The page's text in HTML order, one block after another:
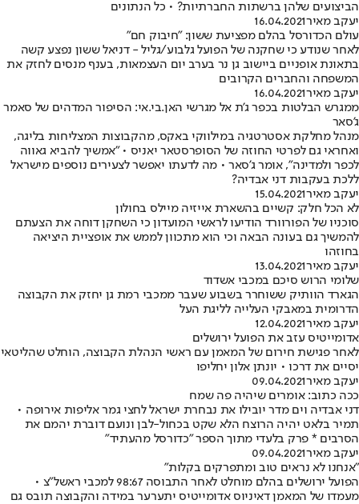
הביצועים שלהן ברשתות החברתיות? • כל הנתונים
יעקב מאיר16.04.2021
עולם הכדורסל בהלם מפציעת ששון: "חיבוק חם"
לאחר שנודע כי שחקנה של הפועל גלבוע/גליל - דניאל ששון נפצע קשה
בתאונת אופניים ביישוב גן נר בערב יום העצמאות, בענף מנסים לחזק את
המשפחה והחברים הקרובים
יעקב מאיר16.04.2021
ממגרש הבלטות בכפר ג'ת אל מגרשי האן.בי.אי: הסיפור המדהים של סאמר
ג'סאר
מנהל מחלקת אסטרטגיה במילווקי באקס, מהקבוצות המצליחות בליגה,
ואחראי גם לפרטי החוזה של הסופרסטאר יאניס • "אמשיך להביא גאווה
לכפר ולמדינה", אומר ג'סאר • מה לדעתו יאפשר לצעירים נוספים מישראל
ללכת בעקבות דני אבדיה?
יעקב מאיר15.04.2021
לא הכל חלק: קשיים בהשארת אייזיה מיילס בחולון
סוכניו של הפורוורד הודיעו לראשי המועדון כי השחקן דוחה את הצעתם
להמשיך גם בעונה הבאה וכי הוא מתכוון לממש את אופציית היציאה
בחוזהו
יעקב מאיר13.04.2021
שלומי הרוש סיכם במכבי אשדוד
הגארד הוותיק ששוחרר בשבוע שעבר ממכבי רמת גן יחזק את הקבוצה
הדרומית במאבקי העלייה לליגת העל
יעקב מאיר12.04.2021
אדומייטיס עזב את הפועל ירושלים
לאחר פגישת חירום של המאמן עם ראשי הנהלת הקבוצה, הוחלט שהליטאי
יסיים את דרכו • יונתן אלון יחליפו
יעקב מאיר09.04.2021
ככה כתוב: אומרים שיהיה פה שמח
דני אבדיה וים מדר יובילו את נבחרת ישראל לחצי גמר אליפות אירופה •
תמיר בלאט יהיה הרוצח הלא שקט בכחול-לבן ונועם דוברת יהמם את
הסרבים * פרק בלעדי מתוך הספר "כדורסל מהעתיד"
יעקב מאיר09.04.2021
"אנחנו לא נראים טוב ומתפרקים בקלות"
הפועל ירושלים בהלם מוחלט לאחר התבוסה 98:67 למכבי ראשל"צ •
מעמדו של המאמן דאיניוס אדומייטיס יתערער במידה והקבוצה תובס גם